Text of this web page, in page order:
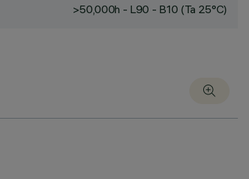
>50,000h - L90 - B10 (Ta 25°C)